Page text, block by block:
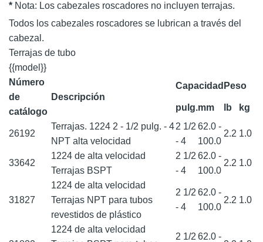
* Nota: Los cabezales roscadores no incluyen terrajas.
Todos los cabezales roscadores se lubrican a través del
cabezal.
Terrajas de tubo
{{model}}
Número
de
catálogo
Descripción
Capacidad Peso
pulg.mm lb kg
26192
Terrajas. 1224 2 - 1/2 pulg. - 4
NPT alta velocidad
2 1/2
- 4
62.0 -
100.0
2.2 1.0
33642
1224 de alta velocidad
Terrajas BSPT
2 1/2
- 4
62.0 -
100.0
2.2 1.0
31827
1224 de alta velocidad
Terrajas NPT para tubos
revestidos de plástico
2 1/2
- 4
62.0 -
100.0
2.2 1.0
1224 de alta velocidad
2 1/2 62.0 -